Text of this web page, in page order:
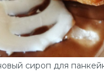
сироп для